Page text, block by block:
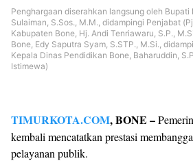
Penghargaan diserahkan langsung oleh Bupati
Sulaiman, S.Sos., M.M., didampingi Penjabat
Kabupaten Bone, Hj. Andi Tenriawaru, S.P.,
Bone, Edy Saputra Syam, S.STP., M.Si.,
Kepala Dinas Pendidikan Bone, Baharuddin,
Istimewa)
TIMURKOTA.COM, BONE –
kembali mencatatkan prestasi
pelayanan publik.